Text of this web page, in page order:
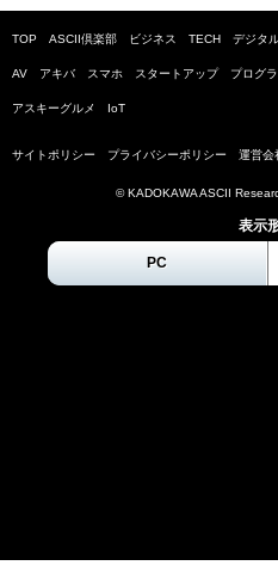
TOP ASCII倶楽部 ビジネス TECH デジタ
AV アキバ スマホ スタートアップ プログ
アスキーグルメ IoT
サイトポリシー プライバシーポリシー 運営会
© KADOKAWA ASCII
表示
PC